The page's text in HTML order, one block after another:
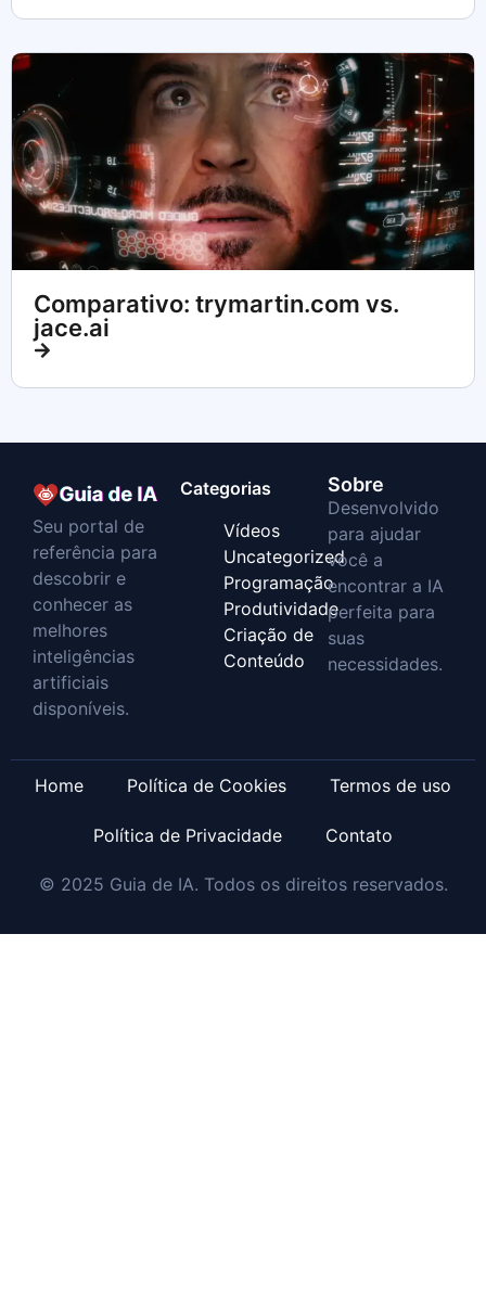
Comparativo: trymartin.com vs.
jace.ai
Seu portal de
referência para
descobrir e
conhecer as
melhores
inteligências
artificiais
disponíveis.
Categorias
Vídeos
Uncategorized
Programação
Produtividade
Criação de
Conteúdo
Sobre
Desenvolvido
para ajudar
você a
encontrar a IA
perfeita para
suas
necessidades.
Home Política de Cookies Termos de uso
Política de Privacidade Contato
© 2025 Guia de IA. Todos os direitos reservados.